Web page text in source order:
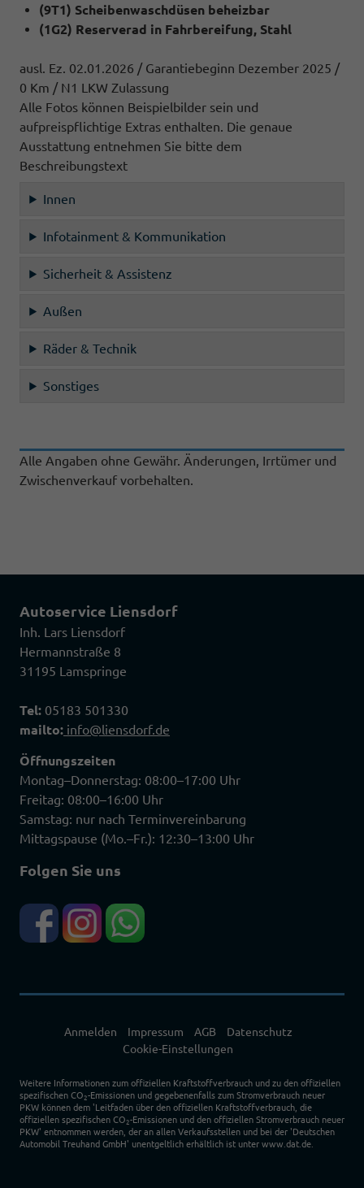
(9T1) Scheibenwaschdüsen beheizbar
(1G2) Reserverad in Fahrbereifung, Stahl
ausl. Ez. 02.01.2026 / Garantiebeginn Dezember 2025 /
0 Km / N1 LKW Zulassung
Alle Fotos können Beispielbilder sein und
aufpreispflichtige Extras enthalten. Die genaue
Ausstattung entnehmen Sie bitte dem
Beschreibungstext
Innen
Infotainment & Kommunikation
Sicherheit & Assistenz
Außen
Räder & Technik
Sonstiges
Alle Angaben ohne Gewähr. Änderungen, Irrtümer und
Zwischenverkauf vorbehalten.
Autoservice Liensdorf
Inh. Lars Liensdorf
Hermannstraße 8
31195 Lamspringe
Tel: 05183 501330
mailto: info@liensdorf.de
Öffnungszeiten
Montag–Donnerstag: 08:00–17:00 Uhr
Freitag: 08:00–16:00 Uhr
Samstag: nur nach Terminvereinbarung
Mittagspause (Mo.–Fr.): 12:30–13:00 Uhr
Folgen Sie uns
Anmelden Impressum AGB
Datenschutz
Cookie-Einstellungen
Weitere Informationen zum offiziellen Kraftstoffverbrauch und zu den offiziellen
spezifischen CO2-Emissionen und gegebenenfalls zum Stromverbrauch neuer
PKW können dem 'Leitfaden über den offiziellen Kraftstoffverbrauch, die
offiziellen spezifischen CO2-Emissionen und den offiziellen Stromverbrauch neuer
PKW' entnommen werden, der an allen Verkaufsstellen und bei der 'Deutschen
Automobil Treuhand GmbH' unentgeltlich erhältlich ist unter www.dat.de.